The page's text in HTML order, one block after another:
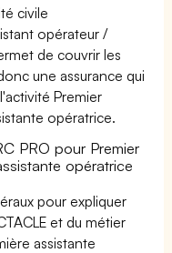
civile
opérateur /
de couvrir les
une assurance qui
Premier
opératrice.
PRO pour Premier
opératrice
pour expliquer
et du métier
assistante